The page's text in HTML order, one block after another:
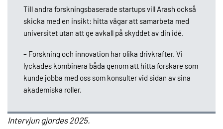
Till andra forskningsbaserade startups vill Arash också
skicka med en insikt: hitta vägar att samarbeta med
universitet utan att ge avkall på skyddet av din idé.
– Forskning och innovation har olika drivkrafter. Vi
lyckades kombinera båda genom att hitta forskare som
kunde jobba med oss som konsulter vid sidan av sina
akademiska roller.
Intervjun gjordes 2025.